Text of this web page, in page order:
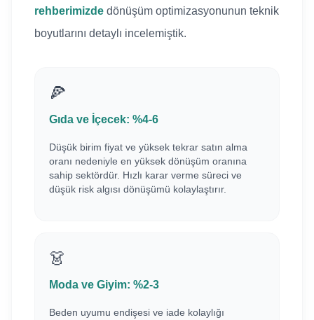
rehberimizde dönüşüm optimizasyonunun teknik
boyutlarını detaylı incelemiştik.
🍕
Gıda ve İçecek: %4-6
Düşük birim fiyat ve yüksek tekrar satın alma
oranı nedeniyle en yüksek dönüşüm oranına
sahip sektördür. Hızlı karar verme süreci ve
düşük risk algısı dönüşümü kolaylaştırır.
👗
Moda ve Giyim: %2-3
Beden uyumu endişesi ve iade kolaylığı